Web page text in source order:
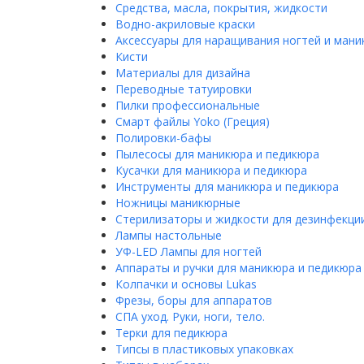
Средства, масла, покрытия, жидкости
Водно-акриловые краски
Аксессуары для наращивания ногтей и
Кисти
Материалы для дизайна
Переводные татуировки
Пилки профессиональные
Смарт файлы Yoko (Греция)
Полировки-бафы
Пылесосы для маникюра и педикюра
Кусачки для маникюра и педикюра
Инструменты для маникюра и педикюра
Ножницы маникюрные
Стерилизаторы и жидкости для
Лампы настольные
УФ-LED Лампы для ногтей
Аппараты и ручки для маникюра и педикюра
Колпачки и основы Lukas
Фрезы, боры для аппаратов
СПА уход. Руки, ноги, тело.
Терки для педикюра
Типсы в пластиковых упаковках